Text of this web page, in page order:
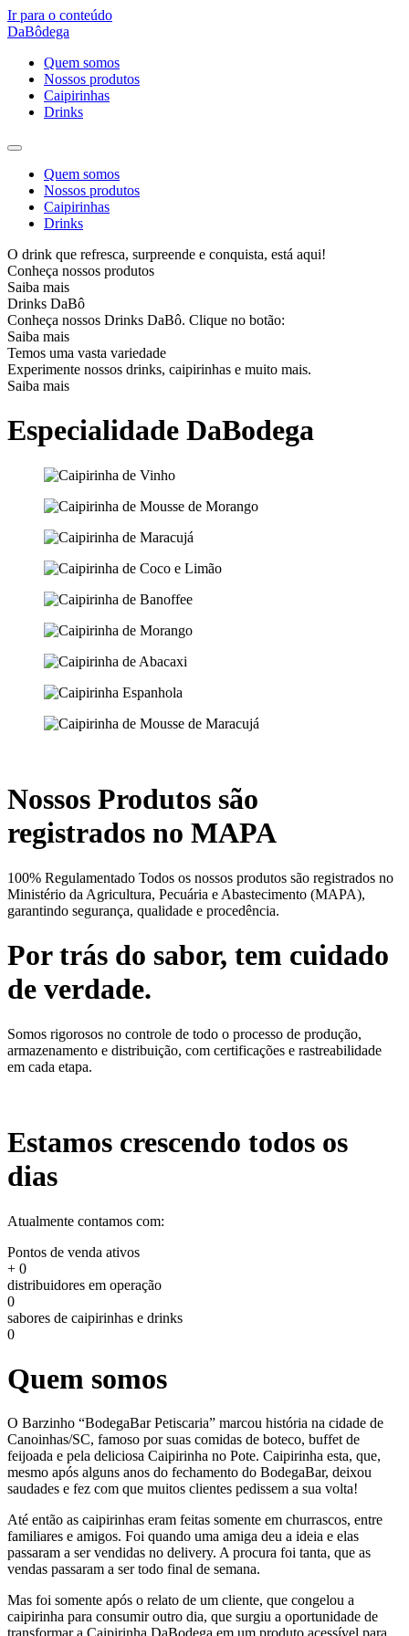
Ir para o conteúdo
DaBôdega
Quem somos
Nossos produtos
Caipirinhas
Drinks
Quem somos
Nossos produtos
Caipirinhas
Drinks
O drink que refresca, surpreende e conquista, está aqui!
Conheça nossos produtos
Saiba mais
Drinks DaBô
Conheça nossos Drinks DaBô. Clique no botão:
Saiba mais
Temos uma vasta variedade
Experimente nossos drinks, caipirinhas e muito mais.
Saiba mais
Especialidade DaBodega
Nossos Produtos são
registrados no MAPA
100% Regulamentado Todos os nossos produtos são registrados no
Ministério da Agricultura, Pecuária e Abastecimento (MAPA),
garantindo segurança, qualidade e procedência.
Por trás do sabor, tem cuidado
de verdade.
Somos rigorosos no controle de todo o processo de produção,
armazenamento e distribuição, com certificações e rastreabilidade
em cada etapa.
Estamos crescendo todos os
dias
Atualmente contamos com:
Pontos de venda ativos
+ 0
distribuidores em operação
0
sabores de caipirinhas e drinks
0
Quem somos
O Barzinho “BodegaBar Petiscaria” marcou história na cidade de
Canoinhas/SC, famoso por suas comidas de boteco, buffet de
feijoada e pela deliciosa Caipirinha no Pote. Caipirinha esta, que,
mesmo após alguns anos do fechamento do BodegaBar, deixou
saudades e fez com que muitos clientes pedissem a sua volta!
Até então as caipirinhas eram feitas somente em churrascos, entre
familiares e amigos. Foi quando uma amiga deu a ideia e elas
passaram a ser vendidas no delivery. A procura foi tanta, que as
vendas passaram a ser todo final de semana.
Mas foi somente após o relato de um cliente, que congelou a
caipirinha para consumir outro dia, que surgiu a oportunidade de